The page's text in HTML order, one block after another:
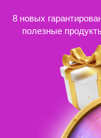
8 новых
полезные